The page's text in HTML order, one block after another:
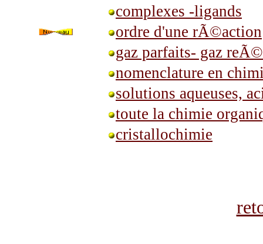
complexes -ligands
ordre d'une rÃ©action
gaz parfaits- gaz
nomenclature en
solutions aqueuses,
toute la chimie
cristallochimie